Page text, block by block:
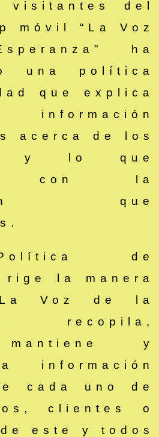
visitantes del
móvil “La Voz
ha
una política
que explica
acerca de los
y lo que
con la
que
de
rige la manera
Voz de la
recopila,
y
información
cada uno de
clientes o
este y todos